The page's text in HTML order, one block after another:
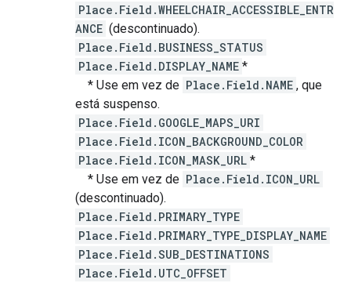
Place.Field.WHEELCHAIR_ACCESSIBLE_ENTR
ANCE (descontinuado).
Place.Field.BUSINESS_STATUS
Place.Field.DISPLAY_NAME *
* Use em vez de Place.Field.NAME , que
está suspenso.
Place.Field.GOOGLE_MAPS_URI
Place.Field.ICON_BACKGROUND_COLOR
Place.Field.ICON_MASK_URL *
* Use em vez de Place.Field.ICON_URL
(descontinuado).
Place.Field.PRIMARY_TYPE
Place.Field.PRIMARY_TYPE_DISPLAY_NAME
Place.Field.SUB_DESTINATIONS
Place.Field.UTC_OFFSET